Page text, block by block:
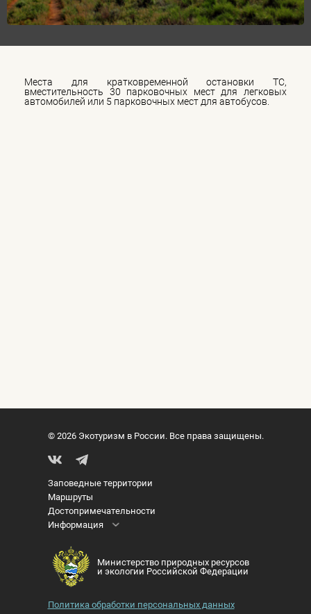
Места для кратковременной остановки ТС,
вместительность 30 парковочных мест для легковых
автомобилей или 5 парковочных мест для автобусов.
© 2026 Экотуризм в России. Все права защищены.
Заповедные территории
Маршруты
Достопримечательности
Информация
Министерство природных ресурсов
и экологии Российской Федерации
Политика обработки персональных данных